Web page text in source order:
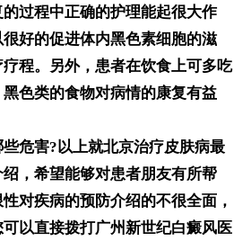
过程中正确的护理能起很大作
好的促进体内黑色素细胞的滋
程。另外，患者在饮食上可多吃
色类的食物对病情的康复有益
害?以上就北京治疗皮肤病最
，希望能够对患者朋友有所帮
对疾病的预防介绍的不很全面，
以直接拨打广州新世纪白癜风医